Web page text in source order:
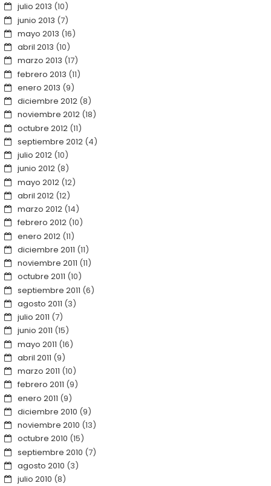
julio 2013 (10)
junio 2013 (7)
mayo 2013 (16)
abril 2013 (10)
marzo 2013 (17)
febrero 2013 (11)
enero 2013 (9)
diciembre 2012(8)
noviembre 2012(18)
octubre 2012(11)
septiembre 2012(4)
julio 2012(10)
junio 2012(8)
mayo 2012(12)
abril 2012(12)
marzo 2012(14)
febrero 2012(10)
enero 2012(11)
diciembre 2011 (11)
noviembre 2011 (11)
octubre 2011 (10)
septiembre 2011 (6)
agosto 2011 (3)
julio 2011 (7)
junio 2011 (15)
mayo 2011 (16)
abril 2011 (9)
marzo 2011 (10)
febrero 2011 (9)
enero 2011 (9)
diciembre 2010 (9)
noviembre 2010 (13)
octubre 2010 (15)
septiembre 2010 (7)
agosto 2010 (3)
julio 2010 (8)